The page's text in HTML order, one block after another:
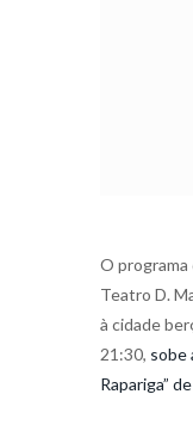
O
Teatro D.
à cidade
21:30, sobe
Rapariga”